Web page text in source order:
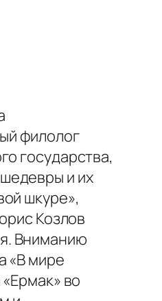
филолог
государства,
и их
шкуре»,
Козлов
Вниманию
«В мире
во